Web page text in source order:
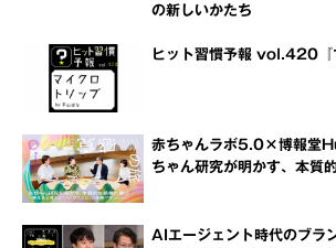
の新しいかたち
ヒット習慣予報 vol.420『
赤ちゃんラボ5.0×博報
ちゃん研究が明かす、本質
AIエージェント時代のブラ